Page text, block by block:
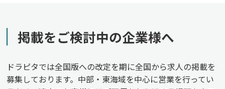
掲載をご検討中の企業様へ
ドラピタでは全国版への改定を期に全国から求人の掲載を
募集しております。中部・東海域を中心に営業を行ってい